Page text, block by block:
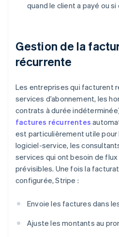
quand le client a payé ou
Gestion de la
récurrente
Les entreprises qui facturent
services d’abonnement, les
contrats à durée
factures récurrentes
est particulièrement utile
logiciel-service, les
services qui ont besoin de
prévisibles. Une fois la
configurée, Stripe :
Envoie les factures dans
Ajuste les montants au